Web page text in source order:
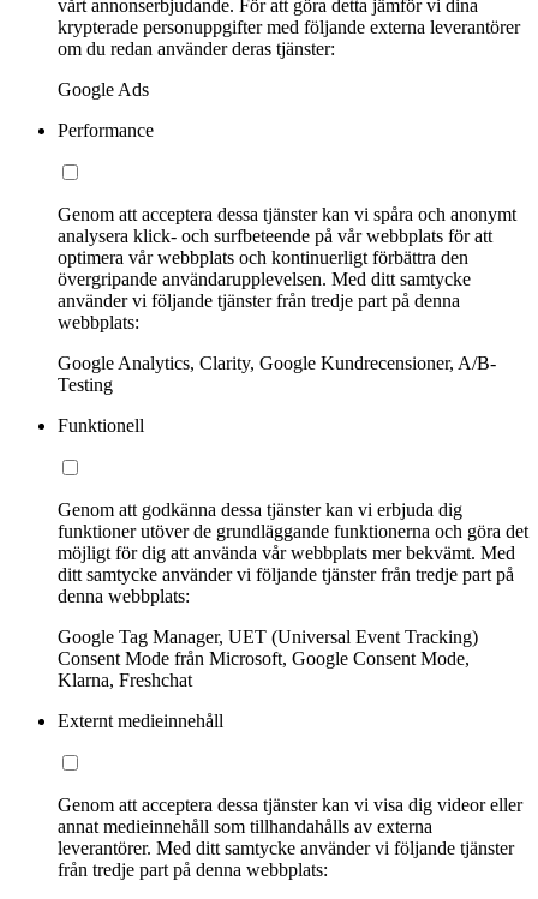
vårt annonserbjudande. För att göra detta jämför vi dina
krypterade personuppgifter med följande externa leverantörer
om du redan använder deras tjänster:
Google Ads
Performance
Genom att acceptera dessa tjänster kan vi spåra och anonymt
analysera klick- och surfbeteende på vår webbplats för att
optimera vår webbplats och kontinuerligt förbättra den
övergripande användarupplevelsen. Med ditt samtycke
använder vi följande tjänster från tredje part på denna
webbplats:
Google Analytics, Clarity, Google Kundrecensioner, A/B-
Testing
Funktionell
Genom att godkänna dessa tjänster kan vi erbjuda dig
funktioner utöver de grundläggande funktionerna och göra det
möjligt för dig att använda vår webbplats mer bekvämt. Med
ditt samtycke använder vi följande tjänster från tredje part på
denna webbplats:
Google Tag Manager, UET (Universal Event Tracking)
Consent Mode från Microsoft, Google Consent Mode,
Klarna, Freshchat
Externt medieinnehåll
Genom att acceptera dessa tjänster kan vi visa dig videor eller
annat medieinnehåll som tillhandahålls av externa
leverantörer. Med ditt samtycke använder vi följande tjänster
från tredje part på denna webbplats: